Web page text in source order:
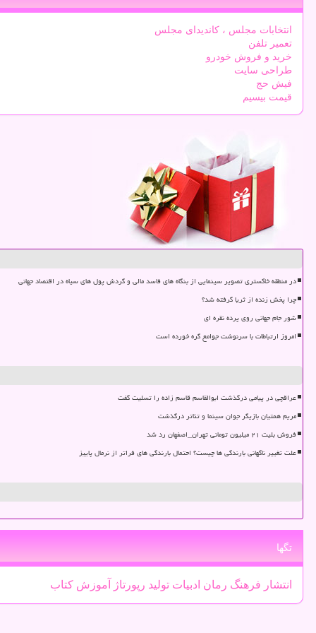
انتخابات مجلس ، کاندیدای مجلس
تعمیر تلفن
خرید و فروش خودرو
طراحی سایت
فیش حج
قیمت بیسیم
در منطقه خاکستری تصویر سینمایی از بنگاه های فاسد مالی و گردش پول های سیاه در اقتصاد جهانی
چرا پخش زنده از ثریا گرفته شد؟
شور جام جهانی روی پرده نقره ای
امروز ارتباطات با سرنوشت جوامع گره خورده است
عراقچی در پیامی درگذشت ابوالقاسم قاسم زاده را تسلیت گفت
مریم همتیان بازیگر جوان سینما و تئاتر درگذشت
فروش بلیت ۲۱ میلیون تومانی تهران_اصفهان رد شد
علت تغییر ناگهانی بارندگی ها چیست؟ احتمال بارندگی های فراتر از نرمال پاییز
تگها
انتشار فرهنگ رمان ادبیات تولید رپورتاژ آموزش كتاب